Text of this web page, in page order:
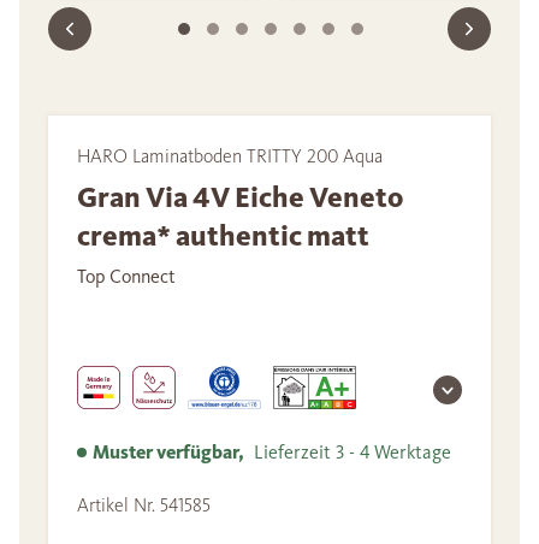
HARO Laminatboden TRITTY 200 Aqua
Gran Via 4V Eiche Veneto
crema* authentic matt
Top Connect
Muster verfügbar, Lieferzeit 3 - 4 Werktage
Artikel Nr. 541585